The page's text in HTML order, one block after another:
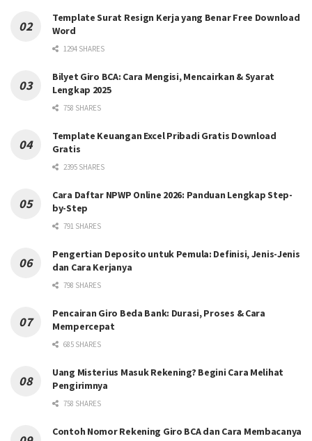
Template Surat Resign Kerja yang Benar Free Download
Word
1294 SHARES
Bilyet Giro BCA: Cara Mengisi, Mencairkan & Syarat
Lengkap 2025
758 SHARES
Template Keuangan Excel Pribadi Gratis Download
Gratis
2395 SHARES
Cara Daftar NPWP Online 2026: Panduan Lengkap Step-
by-Step
791 SHARES
Pengertian Deposito untuk Pemula: Definisi, Jenis-Jenis
dan Cara Kerjanya
798 SHARES
Pencairan Giro Beda Bank: Durasi, Proses & Cara
Mempercepat
685 SHARES
Uang Misterius Masuk Rekening? Begini Cara Melihat
Pengirimnya
758 SHARES
Contoh Nomor Rekening Giro BCA dan Cara Membacanya